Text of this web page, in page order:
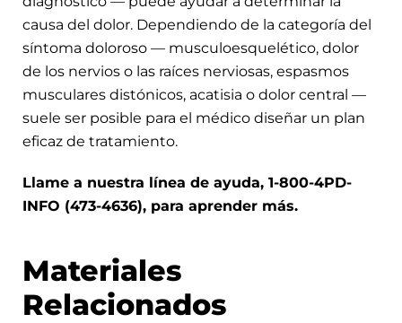
causa del dolor. Dependiendo de la categoría del
síntoma doloroso — musculoesquelético, dolor
de los nervios o las raíces nerviosas, espasmos
musculares distónicos, acatisia o dolor central —
suele ser posible para el médico diseñar un plan
eficaz de tratamiento.
Llame a nuestra línea de ayuda, 1-800-4PD-
INFO (473-4636), para aprender más.
Materiales
Relacionados